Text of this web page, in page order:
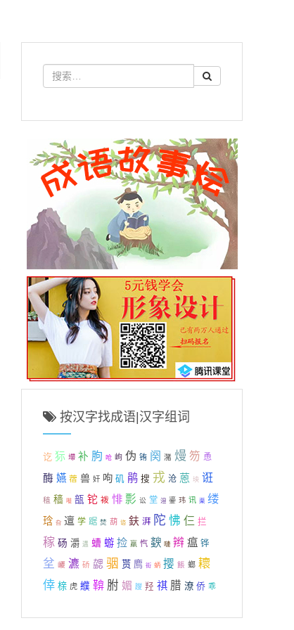
按汉字找成语|汉字组词
讫 狋 墆 补 朐 呛 岣 伪 铕 阕 潴 熳 笏 恿
酶 嬿 蓿 兽 奸 呴 矶 鹃 搜 戎 沧 蒽 坱 诳
稙 穑 嘥 瓿 铊 袯 悱 彯 讼 堂 泹 鎏 玮 讯 棐 缕
琀 旮 邅 学 踞 焚 葫 谘 鈇 湃 陀 怫 仨 拦
稼 砀 灂 遘 螬 蝣 捡 羸 忾 斔 嗹 辫 瘟 铧
坌 巎 瀌 硚 勰 骃 贳 廌 衒 蛃 撄 餦 螂 耲
倖 榇 虎 纀 鞥 胕 媚 躞 羟 祺 腊 潦 侨 乖